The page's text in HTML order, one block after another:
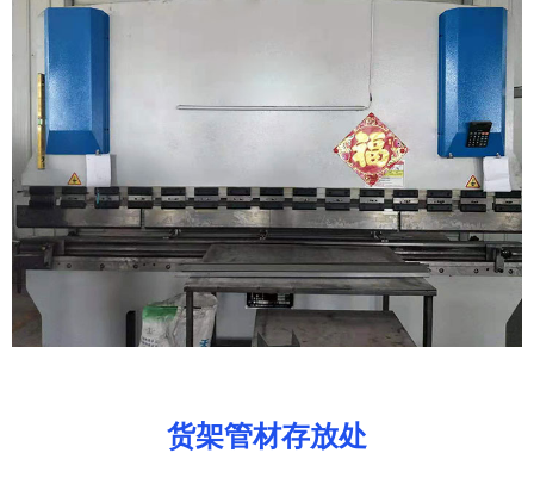
货架管材存放处